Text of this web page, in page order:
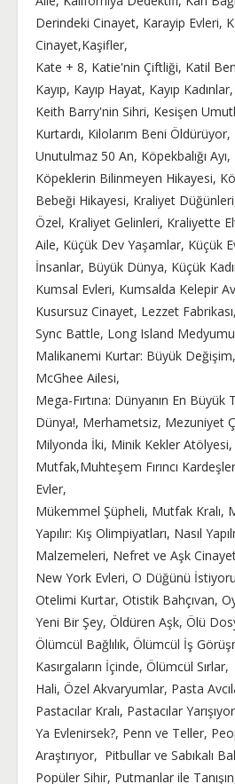
Derindeki Cinayet, Karayip Evleri,
Cinayet,Kaşifler,
Kate + 8, Katie'nin Çiftliği, Katil
Kayıp, Kayıp Hayat, Kayıp
Keith Barry'nin Sihri, Kesişen
Kurtardı, Kilolarım Beni Öldürüyor,
Unutulmaz 50 An, Köpekbalığı
Köpeklerin Bilinmeyen Hikayesi,
Bebeği Hikayesi, Kraliyet
Özel, Kraliyet Gelinleri, Kraliyette
Aile, Küçük Dev Yaşamlar, Küçük
İnsanlar, Büyük Dünya, Küçük
Kumsal Evleri, Kumsalda Kelepir
Kusursuz Cinayet, Lezzet
Sync Battle, Long Island
Malikanemi Kurtar: Büyük
McGhee Ailesi,
Mega-Fırtına: Dünyanın En
Dünya!, Merhametsiz, Mezuniyet
Milyonda İki, Minik Kekler
Mutfak,Muhteşem Fırıncı
Evler,
Mükemmel Şüpheli, Mutfak Kralı,
Yapılır: Kış Olimpiyatları, Nasıl
Malzemeleri, Nefret ve Aşk
New York Evleri, O Düğünü
Otelimi Kurtar, Otistik Bahçıvan,
Yeni Bir Şey, Öldüren Aşk, Ölü
Ölümcül Bağlılık, Ölümcül İş
Kasırgaların İçinde, Ölümcül
Hali, Özel Akvaryumlar, Pasta
Pastacılar Kralı, Pastacılar
Ya Evlenirsek?, Penn ve Teller,
Araştırıyor, Pitbullar ve Sabıkalı
Popüler Sihir, Putmanlar ile